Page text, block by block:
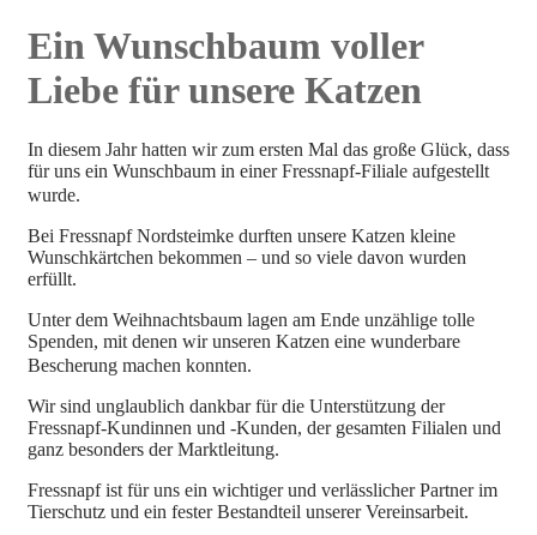
Ein Wunschbaum voller
Liebe für unsere Katzen
In diesem Jahr hatten wir zum ersten Mal das große Glück, dass
für uns ein Wunschbaum in einer Fressnapf-Filiale aufgestellt
wurde.
Bei Fressnapf Nordsteimke durften unsere Katzen kleine
Wunschkärtchen bekommen – und so viele davon wurden
erfüllt.
Unter dem Weihnachtsbaum lagen am Ende unzählige tolle
Spenden, mit denen wir unseren Katzen eine wunderbare
Bescherung machen konnten.
Wir sind unglaublich dankbar für die Unterstützung der
Fressnapf-Kundinnen und -Kunden, der gesamten Filialen und
ganz besonders der Marktleitung.
Fressnapf ist für uns ein wichtiger und verlässlicher Partner im
Tierschutz und ein fester Bestandteil unserer Vereinsarbeit.